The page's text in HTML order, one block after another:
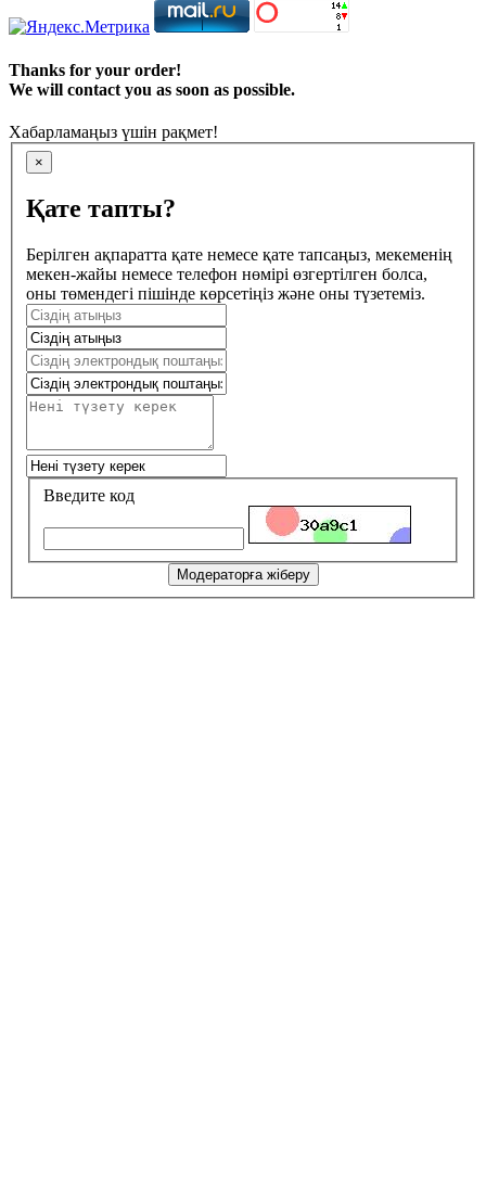
Thanks for your order!
We will contact you as soon as possible.
Хабарламаңыз үшін рақмет!
×
Қате тапты?
Берілген ақпаратта қате немесе қате тапсаңыз, мекеменің
мекен-жайы немесе телефон нөмірі өзгертілген болса,
оны төмендегі пішінде көрсетіңіз және оны түзетеміз.
Введите код
Модераторға жіберу